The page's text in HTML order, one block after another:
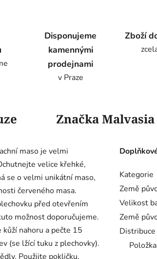
Disponujeme
kamennými
prodejnami
v Praze
Zboží
ZnačkaMalvasia
maso je velmi
velice křehké,
se o velmi unikátní maso,
červeného masa.
před otevřením
možnost doporučujeme.
nahoru a pečte 15
(se lžící tuku z plechovky).
Použijte pokličku,
Kategorie
Země
Velikost
Země
Distribuce